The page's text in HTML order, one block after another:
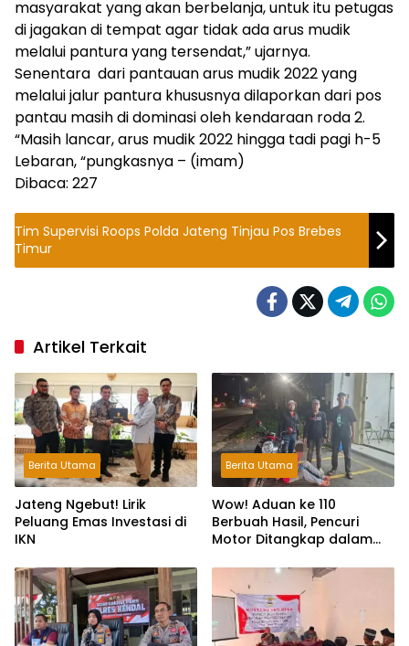
masyarakat yang akan berbelanja, untuk itu petugas
di jagakan di tempat agar tidak ada arus mudik
melalui pantura yang tersendat,” ujarnya.
Senentara dari pantauan arus mudik 2022 yang
melalui jalur pantura khususnya dilaporkan dari pos
pantau masih di dominasi oleh kendaraan roda 2.
“Masih lancar, arus mudik 2022 hingga tadi pagi h-5
Lebaran, “pungkasnya – (imam)
Dibaca: 227
Tim Supervisi Roops Polda Jateng Tinjau Pos Brebes
Timur
Artikel Terkait
Berita Utama
Jateng Ngebut! Lirik
Peluang Emas Investasi di
IKN
Berita Utama
Wow! Aduan ke 110
Berbuah Hasil, Pencuri
Motor Ditangkap dalam